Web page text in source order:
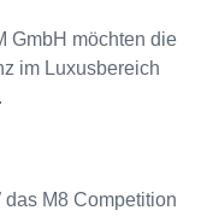
GmbH möchten die
im Luxusbereich
M8 Competition